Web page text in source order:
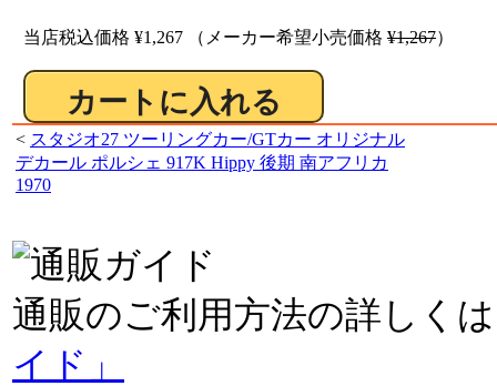
当店税込価格 ¥1,267 （メーカー希望小売価格 ¥1,267）
< スタジオ27 ツーリングカー/GTカー オリジナル
デカール ポルシェ 917K Hippy 後期 南アフリカ
1970
通販のご利用方法の詳しく
イド」